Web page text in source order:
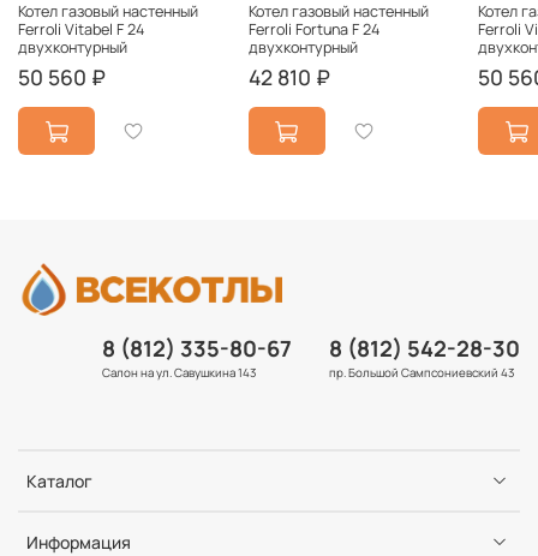
Котел газовый настенный
Ferroli Vitabel F 24
двухконтурный
50 560 ₽
Котел газовый настенный
Ferroli Fortuna F 24
двухконтурный
42 810 ₽
Котел
Ferroli
50
Каталог
Информация
8 (812) 335-80-67
Салон на ул. Савушкина 143
8 (812) 542-28-30
пр. Большой Сампсониевский 43